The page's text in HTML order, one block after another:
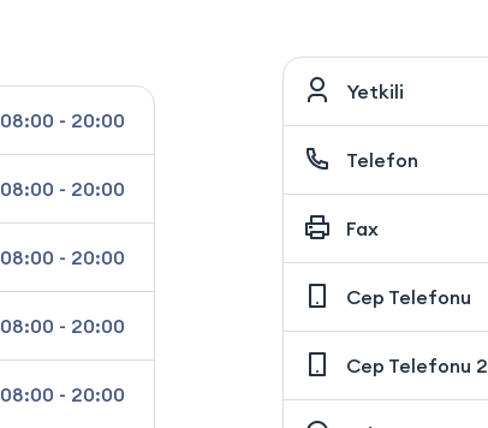
08:00 - 20:00
08:00 - 20:00
08:00 - 20:00
08:00 - 20:00
08:00 - 20:00
Yetkili
Telefon
Fax
Cep Telefonu
Cep Telefonu 2